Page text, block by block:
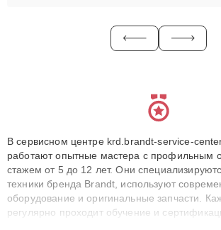
В сервисном центре krd.brandt-service-
работают опытные мастера с профильным
стажем от 5 до 12 лет. Они
техники бренда Brandt, используют
оборудование и оригинальные запчасти.
регулярно проходит обучение и